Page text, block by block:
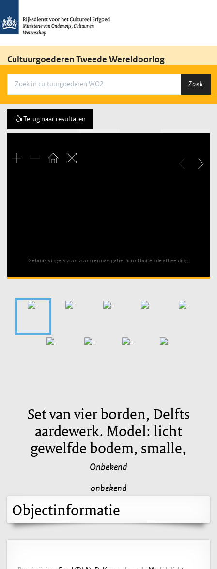
Cultuurgoederen Tweede Wereldoorlog
Zoek
Terug naar resultaten
Gebruik vingers voor zoom en navigatie. Scroll buiten de afbeelding.
Set van vier borden, Delfts
aardewerk. Model: licht
gewelfde bodem, smalle,
Onbekend
onbekend
Objectinformatie